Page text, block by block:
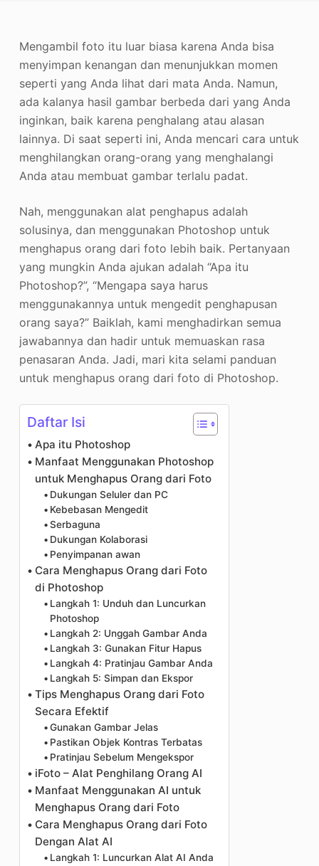
Hak Cipta Gambar
Mengambil foto itu luar biasa karena Anda bisa
menyimpan kenangan dan menunjukkan momen
seperti yang Anda lihat dari mata Anda. Namun,
ada kalanya hasil gambar berbeda dari yang Anda
inginkan, baik karena penghalang atau alasan
lainnya. Di saat seperti ini, Anda mencari cara untuk
menghilangkan orang-orang yang menghalangi
Anda atau membuat gambar terlalu padat.
Nah, menggunakan alat penghapus adalah
solusinya, dan menggunakan Photoshop untuk
menghapus orang dari foto lebih baik. Pertanyaan
yang mungkin Anda ajukan adalah “Apa itu
Photoshop?”, “Mengapa saya harus
menggunakannya untuk mengedit penghapusan
orang saya?” Baiklah, kami menghadirkan semua
jawabannya dan hadir untuk memuaskan rasa
penasaran Anda. Jadi, mari kita selami panduan
untuk menghapus orang dari foto di Photoshop.
Daftar Isi
Apa itu Photoshop
Manfaat Menggunakan Photoshop
untuk Menghapus Orang dari Foto
Dukungan Seluler dan PC
Kebebasan Mengedit
Serbaguna
Dukungan Kolaborasi
Penyimpanan awan
Cara Menghapus Orang dari Foto
di Photoshop
Langkah 1: Unduh dan Luncurkan
Photoshop
Langkah 2: Unggah Gambar Anda
Langkah 3: Gunakan Fitur Hapus
Langkah 4: Pratinjau Gambar Anda
Langkah 5: Simpan dan Ekspor
Tips Menghapus Orang dari Foto
Secara Efektif
Gunakan Gambar Jelas
Pastikan Objek Kontras Terbatas
Pratinjau Sebelum Mengekspor
iFoto – Alat Penghilang Orang AI
Manfaat Menggunakan AI untuk
Menghapus Orang dari Foto
Cara Menghapus Orang dari Foto
Dengan Alat AI
Langkah 1: Luncurkan Alat AI Anda